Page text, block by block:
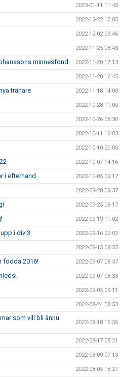
2023-01-11 11:45
2022-12-22 12:05
2022-12-02 09:46
2022-11-25 08:43
minnesfond 2022-11-20 17:13
2022-11-20 16:45
tränare 2022-11-18 14:00
2022-10-28 11:00
2022-10-26 08:30
2022-10-11 16:03
2022-10-10 20:00
2022-10-07 14:16
i efterhand 2022-10-05 09:17
2022-09-28 09:37
2022-09-25 08:17
2022-09-19 11:02
i div 3 2022-09-16 22:02
2022-09-15 09:55
födda 2016! 2022-09-07 08:37
2022-09-07 08:33
2022-09-05 09:11
2022-08-24 08:53
som vill bli ännu
2022-08-18 16:56
2022-08-17 08:21
2022-08-09 07:13
2022-08-05 18:27